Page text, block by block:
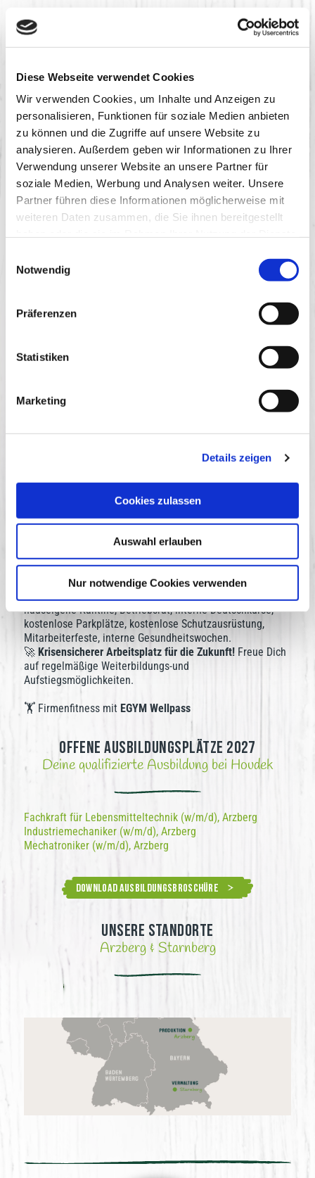
Diese Webseite verwendet Cookies
Wir verwenden Cookies, um Inhalte und Anzeigen zu
personalisieren, Funktionen für soziale Medien anbieten
zu können und die Zugriffe auf unsere Website zu
analysieren. Außerdem geben wir Informationen zu Ihrer
Verwendung unserer Website an unsere Partner für
soziale Medien, Werbung und Analysen weiter. Unsere
Partner führen diese Informationen möglicherweise mit
weiteren Daten zusammen, die Sie ihnen bereitgestellt
Notwendig
Präferenzen
Statistiken
Marketing
Details zeigen
Cookies zulassen
Auswahl erlauben
Nur notwendige Cookies verwenden
Industrieelektroniker (w/m/d), Arzberg
Metzger in der Produktion (w/m/d), Arzberg
Techniker Lebensmittelverpackung (w/m/d), Arzberg
Arzberg
Betriebselektriker / Mechatroniker (w/m/d)
Kaufmännischer Mitarbeiter (w/m/d), Produktionsplanung
Controller (w/m/d)
Ausbildung 2027
Entdecke unsere Ausbildungsberufe
zukünftigen Erfolges. Denn nur Fachkräfte helfen uns,
noch besser zu werden. Und die besten Fachkräfte finden
Unternehmen. Wir bieten Dir eine vielseitige und
abwechslungsreiche Ausbildung. Unsere Ausbilder sind
Kollegen in einer engen Verknüpfung von Theorie und
Praxis durch die Ausbildung. Bei Houdek wird jeder
Freue Dich auf eine faire
Altersvorsorge.
Tolles Betriebsklima:Werde Teil unseres Teams und
für einander ein und haben immer ein offenes Ohr für Dich
und Deine Anliegen!
Zweischichtbetrieb - ohne Nachtschicht mit einer 38h -
Woche und 28 Urlaubstagen im Jahr.
🥩 Weitere Vorzüge: Qualitativ hochwertige Produkte,
hauseigene Kantine, Betriebsrat, interne Deutschkurse,
kostenlose Parkplätze, kostenlose Schutzausrüstung,
Mitarbeiterfeste, interne Gesundheitswochen.
🚀 Krisensicherer Arbeitsplatz für die Zukunft! Freue Dich
auf regelmäßige Weiterbildungs-und
Aufstiegsmöglichkeiten.
🏋 ️‍ Firmenfitness mit EGYM Wellpass
Offene Ausbildungsplätze 2027
Deine qualifizierte Ausbildung bei Houdek
Fachkraft für Lebensmitteltechnik (w/m/d), Arzberg
Industriemechaniker (w/m/d), Arzberg
Mechatroniker (w/m/d), Arzberg
Download Ausbildungsbroschüre
Unsere Standorte
Arzberg & Starnberg